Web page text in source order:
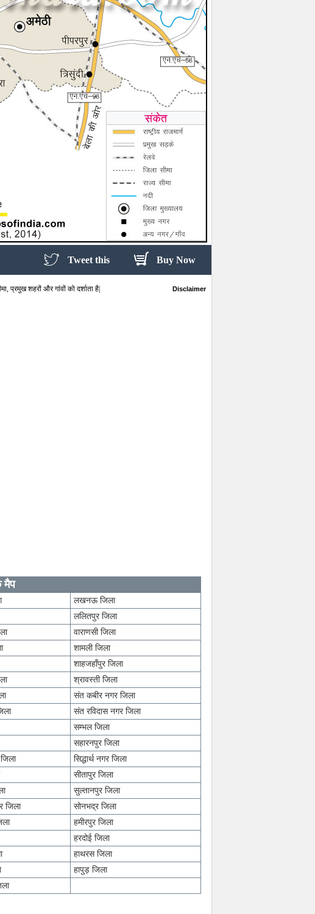
Buy Now
Tweet this
प्रमुख शहरों और गांवों को दर्शाता है| Disclaimer
मैप
लखनऊ जिला
ललितपुर जिला
वाराणसी जिला
शामली जिला
शाहजहाँपुर जिला
श्रावस्ती जिला
संत कबीर नगर जिला
संत रविदास नगर जिला
सम्भल जिला
सहारनपुर जिला
सिद्धार्थ नगर जिला
सीतापुर जिला
सुल्तानपुर जिला
जिला
सोनभद्र जिला
हमीरपुर जिला
हरदोई जिला
हाथरस जिला
हापुड़ जिला